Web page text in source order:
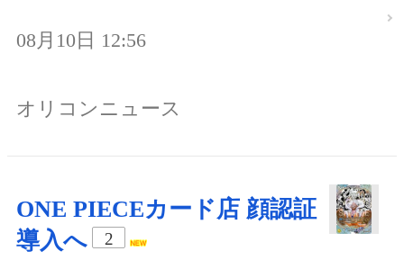
08月10日 12:56
オリコンニュース
ONE PIECEカード店 顔認証
導入へ
2